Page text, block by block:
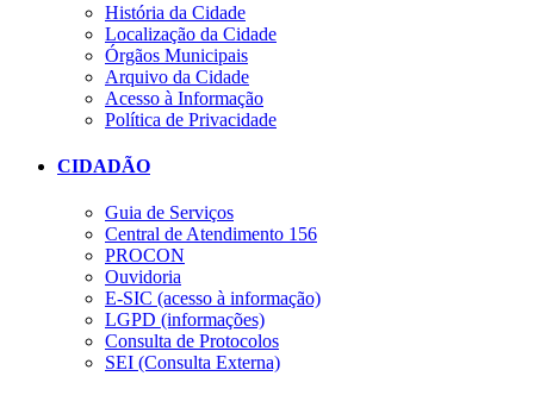
História da Cidade
Localização da Cidade
Órgãos Municipais
Arquivo da Cidade
Acesso à Informação
Política de Privacidade
CIDADÃO
Guia de Serviços
Central de Atendimento 156
PROCON
Ouvidoria
E-SIC (acesso à informação)
LGPD (informações)
Consulta de Protocolos
SEI (Consulta Externa)